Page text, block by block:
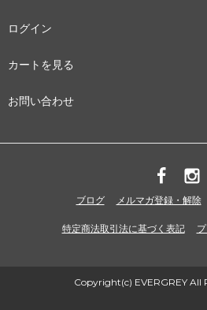
ログイン
カートを見る
お問い合わせ
ブログ メルマガ登録・解除
特定商法取引法に基づく表記
Copyright(c) EVERGREY All